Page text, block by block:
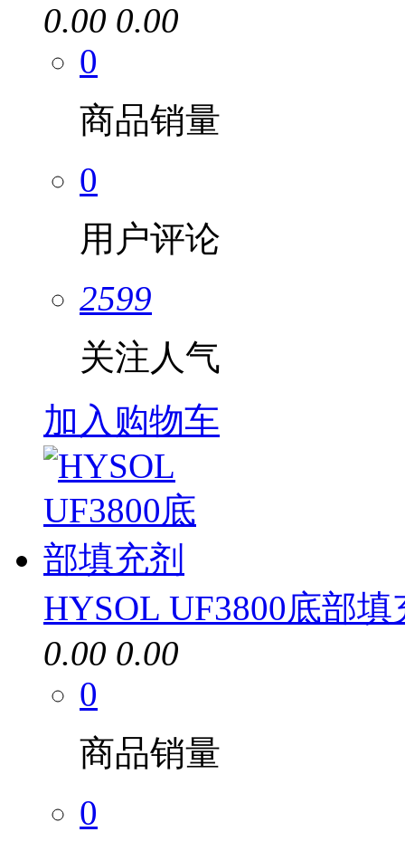
0.00 0.00
0
商品销量
0
用户评论
2599
关注人气
加入购物车
HYSOL UF3800底部填
0.00 0.00
0
商品销量
0